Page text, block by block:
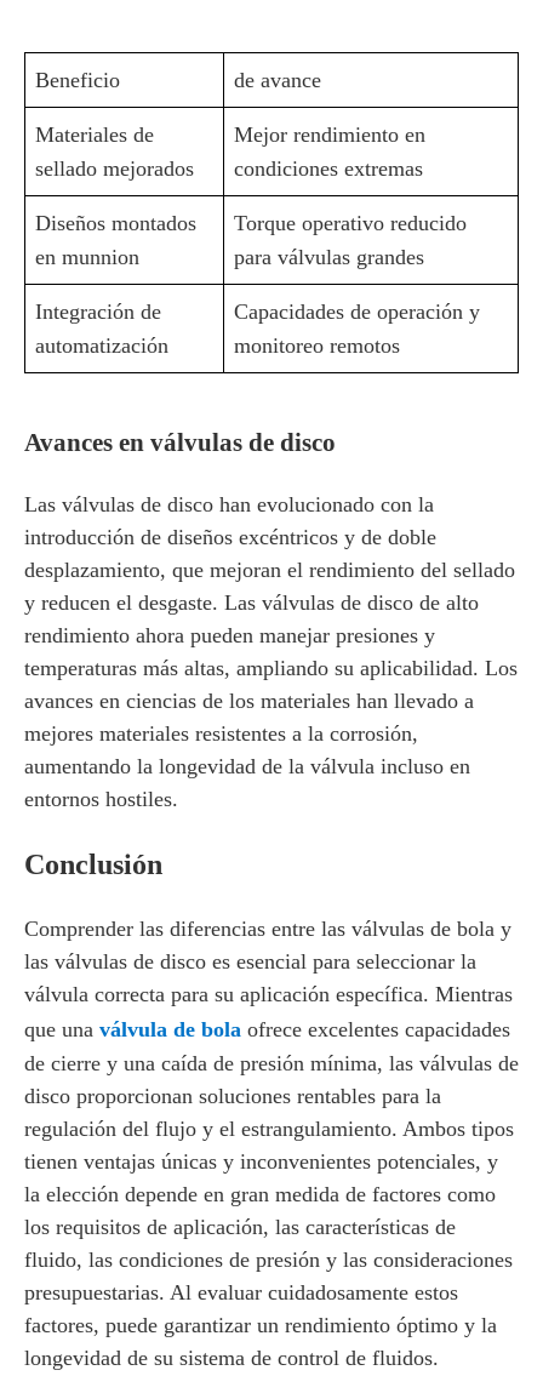
Beneficio de avance
Materiales de
sellado mejorados
Mejor rendimiento en
condiciones extremas
Diseños montados
en munnion
Torque operativo reducido
para válvulas grandes
Integración de
automatización
Capacidades de operación y
monitoreo remotos
Avances en válvulas de disco
Las válvulas de disco han evolucionado con la
introducción de diseños excéntricos y de doble
desplazamiento, que mejoran el rendimiento del sellado
y reducen el desgaste. Las válvulas de disco de alto
rendimiento ahora pueden manejar presiones y
temperaturas más altas, ampliando su aplicabilidad. Los
avances en ciencias de los materiales han llevado a
mejores materiales resistentes a la corrosión,
aumentando la longevidad de la válvula incluso en
entornos hostiles.
Conclusión
Comprender las diferencias entre las válvulas de bola y
las válvulas de disco es esencial para seleccionar la
válvula correcta para su aplicación específica. Mientras
que una válvula de bola ofrece excelentes capacidades
de cierre y una caída de presión mínima, las válvulas de
disco proporcionan soluciones rentables para la
regulación del flujo y el estrangulamiento. Ambos tipos
tienen ventajas únicas y inconvenientes potenciales, y
la elección depende en gran medida de factores como
los requisitos de aplicación, las características de
fluido, las condiciones de presión y las consideraciones
presupuestarias. Al evaluar cuidadosamente estos
factores, puede garantizar un rendimiento óptimo y la
longevidad de su sistema de control de fluidos.